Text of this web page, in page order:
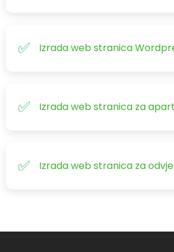
Izrada web stranica
Izrada web stranica za
Izrada web stranica za